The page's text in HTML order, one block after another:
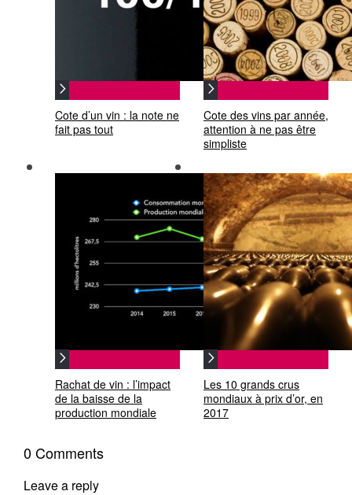
Cote d’un vin : la note ne
fait pas tout
Cote des vins par année,
attention à ne pas être
simpliste
Rachat de vin : l’impact
de la baisse de la
production mondiale
Les 10 grands crus
mondiaux à prix d’or, en
2017
0 Comments
Leave a reply